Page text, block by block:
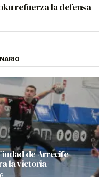
refuerza la defensa
de Arrecife
la victoria